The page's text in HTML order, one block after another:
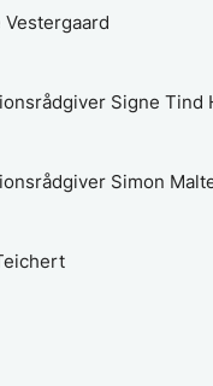
Signe Tind
Simon